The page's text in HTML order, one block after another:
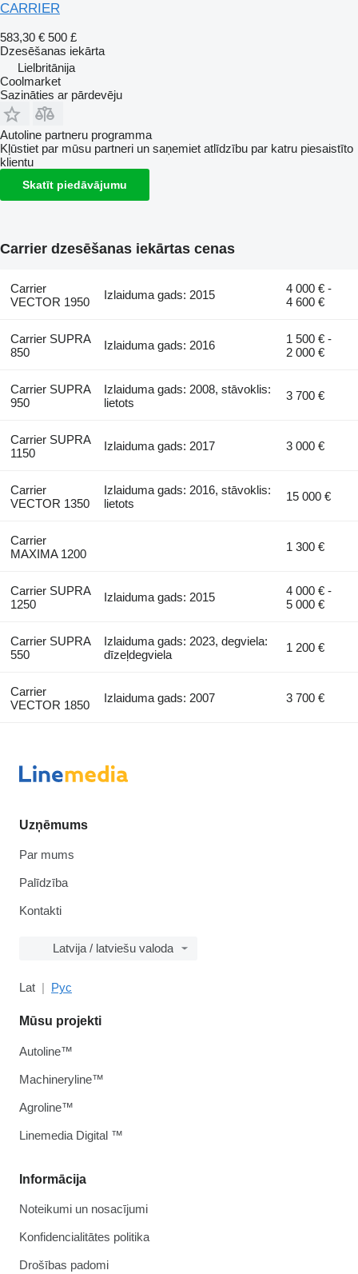
CARRIER
583,30 € 500 £
Dzesēšanas iekārta
Lielbritānija
Coolmarket
Sazināties ar pārdevēju
Autoline partneru programma
Kļūstiet par mūsu partneri un saņemiet atlīdzību par katru piesaistīto
klientu
Skatīt piedāvājumu
Carrier dzesēšanas iekārtas cenas
Carrier
VECTOR 1950
Izlaiduma gads: 2015
4 000 € -
4 600 €
Carrier SUPRA
850
Izlaiduma gads: 2016
1 500 € -
2 000 €
Carrier SUPRA
950
Izlaiduma gads: 2008, stāvoklis:
lietots
3 700 €
Carrier SUPRA
1150
Izlaiduma gads: 2017 3 000 €
Carrier
VECTOR 1350
Izlaiduma gads: 2016, stāvoklis:
lietots
15 000 €
Carrier
MAXIMA 1200
1 300 €
Carrier SUPRA
1250
Izlaiduma gads: 2015
4 000 € -
5 000 €
Carrier SUPRA
550
Izlaiduma gads: 2023, degviela:
dīzeļdegviela
1 200 €
Carrier
VECTOR 1850
Izlaiduma gads: 2007 3 700 €
Uzņēmums
Par mums
Palīdzība
Kontakti
Latvija / latviešu valoda
Lat Рус
Informācija
Noteikumi un nosacījumi
Konfidencialitātes politika
Drošības padomi
Mūsu projekti
Autoline™
Machineryline™
Agroline™
Linemedia Digital ™